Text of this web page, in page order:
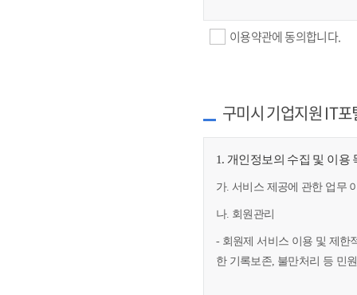
이용약관에 동의합니다.
구미시 기업지원 IT
1. 개인정보의 수집 및 이용
가. 서비스 제공에 관한 업무
나. 회원관리
- 회원제 서비스 이용 및 제한
한 기록보존, 불만처리 등 민